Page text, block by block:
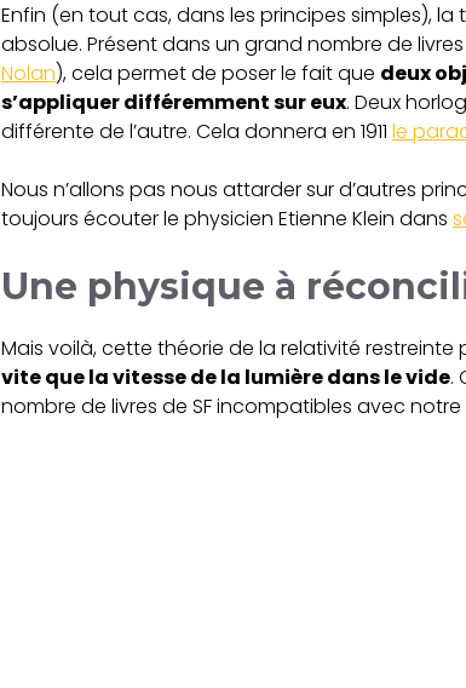
Enfin (en tout cas, dans les principes simples),
absolue. Présent dans un grand nombre de
Nolan), cela permet de poser le fait que deux
s’appliquer différemment sur eux. Deux
différente de l’autre. Cela donnera en 1911 le
Nous n’allons pas nous attarder sur d’autres
toujours écouter le physicien Etienne Klein dans
Une physique à
Mais voilà, cette théorie de la relativité
vite que la vitesse de la lumière dans le vide.
nombre de livres de SF incompatibles avec notre